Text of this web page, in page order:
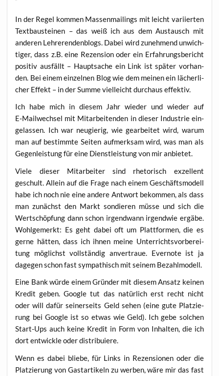
In der Regel kom­men Mas­sen­mai­lings mit leicht vari­ier­ten
Text­bau­stei­nen – das weiß ich aus dem Aus­tausch mit
ande­ren Leh­re­ren­den­blogs. Dabei wird zuneh­mend unwich­
ti­ger, dass z.B. eine Rezen­si­on oder ein Erfah­rungs­be­richt
posi­tiv aus­fällt – Haupt­sa­che ein Link ist spä­ter vor­han­
den. Bei einem ein­zel­nen Blog wie dem mei­nen ein lächer­li­
cher Effekt – in der Sum­me viel­leicht durch­aus effektiv.
Ich habe mich in die­sem Jahr wie­der und wie­der auf
E‑Mailwechsel mit Mit­ar­bei­ten­den in die­ser Indus­trie ein­
ge­las­sen. Ich war neu­gie­rig, wie gear­bei­tet wird, war­um
man auf bestimm­te Sei­ten auf­merk­sam wird, was man als
Gegen­leis­tung für eine Dienst­leis­tung von mir anbietet.
Vie­le die­ser Mit­ar­bei­ter sind rhe­to­risch exzel­lent
geschult. Allein auf die Fra­ge nach einem Geschäfts­mo­dell
habe ich noch nie eine ande­re Ant­wort bekom­men, als dass
man zunächst den Markt son­die­ren müs­se und sich die
Wert­schöp­fung dann schon irgend­wann irgend­wie ergä­be.
Wohl­ge­merkt: Es geht dabei oft um Platt­for­men, die es
ger­ne hät­ten, dass ich ihnen mei­ne Unter­richts­vor­be­rei­
tung mög­lichst voll­stän­dig anver­traue. Ever­no­te ist ja
dage­gen schon fast sym­pa­thisch mit sei­nem Bezahlmodell.
Eine Bank wür­de einem Grün­der mit die­sem Ansatz kei­nen
Kre­dit geben. Goog­le tut das natür­lich erst recht nicht
oder will dafür sei­ner­seits Geld sehen (eine gute Plat­zie­
rung bei Goog­le ist so etwas wie Geld). Ich gebe sol­chen
Start-Ups auch kei­ne Kre­dit in Form von Inhal­ten, die ich
dort ent­wick­le oder distribuiere.
Wenn es dabei blie­be, für Links in Rezen­sio­nen oder die
Plat­zie­rung von Gast­ar­ti­keln zu wer­ben, wäre mir das fast